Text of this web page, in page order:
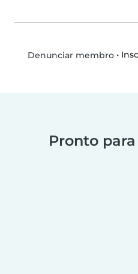
Denunciar membro•
Pronto